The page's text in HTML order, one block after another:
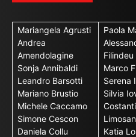
Mariangela Agrusti
Andrea
Amendolagine
Sonja Annibaldi
Leandro Barsotti
Mariano Brustio
Michele Caccamo
Simone Cescon
Daniela Collu
Paola
Filindeu
Marco
Serena
Silvia
Katia